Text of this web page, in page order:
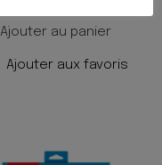
Ajouter au panier
Ajouter aux favoris